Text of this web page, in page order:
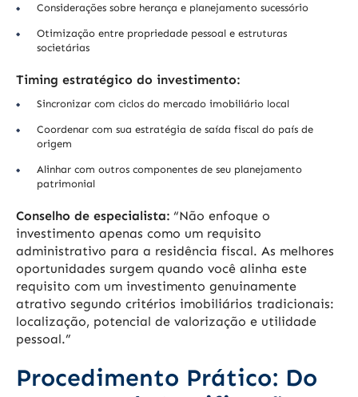
Considerações sobre herança e planejamento sucessório
Otimização entre propriedade pessoal e estruturas
societárias
Timing estratégico do investimento:
Sincronizar com ciclos do mercado imobiliário local
Coordenar com sua estratégia de saída fiscal do país de
origem
Alinhar com outros componentes de seu planejamento
patrimonial
Conselho de especialista: “Não enfoque o
investimento apenas como um requisito
administrativo para a residência fiscal. As melhores
oportunidades surgem quando você alinha este
requisito com um investimento genuinamente
atrativo segundo critérios imobiliários tradicionais:
localização, potencial de valorização e utilidade
pessoal.”
Procedimento Prático: Do